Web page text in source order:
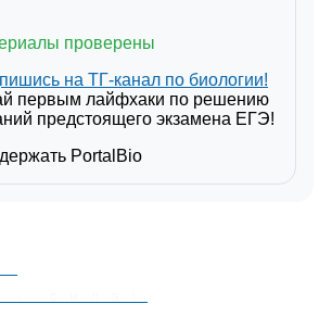
проверены
на ТГ-канал по биологии!
первым лайфхаки по решению
предстоящего экзамена ЕГЭ!
PortalBio